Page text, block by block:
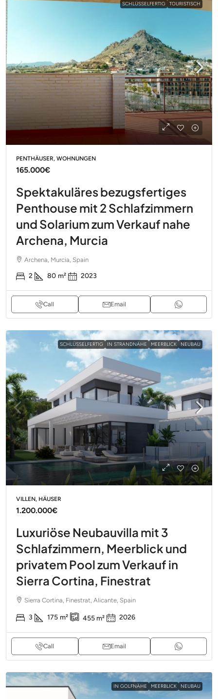
SCHLÜSSELFERTIG TOURISTISCH
PENTHÄUSER, WOHNUNGEN
165.000€
Spektakuläres bezugsfertiges
Penthouse mit 2 Schlafzimmern
und Solarium zum Verkauf nahe
Archena, Murcia
Archena, Murcia, Spain
2 80 m² 2023
Call Email
SCHLÜSSELFERTIG IN STRANDNÄHE MEERBLICK NEUBAU
VILLEN, HÄUSER
1.200.000€
Luxuriöse Neubauvilla mit 3
Schlafzimmern, Meerblick und
privatem Pool zum Verkauf in
Sierra Cortina, Finestrat
Sierra Cortina, Finestrat, Alicante, Spain
3 175 m² 455 m² 2026
Call Email
IN GOLFNÄHE MEERBLICK NEUBAU